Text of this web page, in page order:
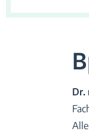
Dr.